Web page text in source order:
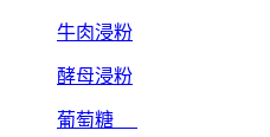
牛肉浸粉
酵母浸粉
葡萄糖